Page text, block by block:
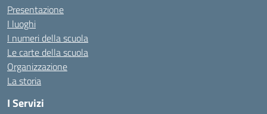
Presentazione
I luoghi
I numeri della scuola
Le carte della scuola
Organizzazione
La storia
I Servizi